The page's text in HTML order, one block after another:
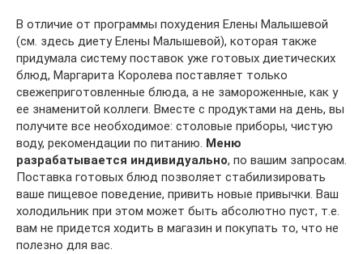
В отличие от программы похудения Елены Малышевой
(см. здесь диету Елены Малышевой), которая также
придумала систему поставок уже готовых диетических
блюд, Маргарита Королева поставляет только
свежеприготовленные блюда, а не замороженные, как у
ее знаменитой коллеги. Вместе с продуктами на день, вы
получите все необходимое: столовые приборы, чистую
воду, рекомендации по питанию. Меню
разрабатывается индивидуально, по вашим запросам.
Поставка готовых блюд позволяет стабилизировать
ваше пищевое поведение, привить новые привычки. Ваш
холодильник при этом может быть абсолютно пуст, т.е.
вам не придется ходить в магазин и покупать то, что не
полезно для вас.